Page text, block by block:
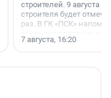
строителей. 9 августа
строителя будет
раз. В ГК «ПСК»
поменялась роль
7 августа, 16:20